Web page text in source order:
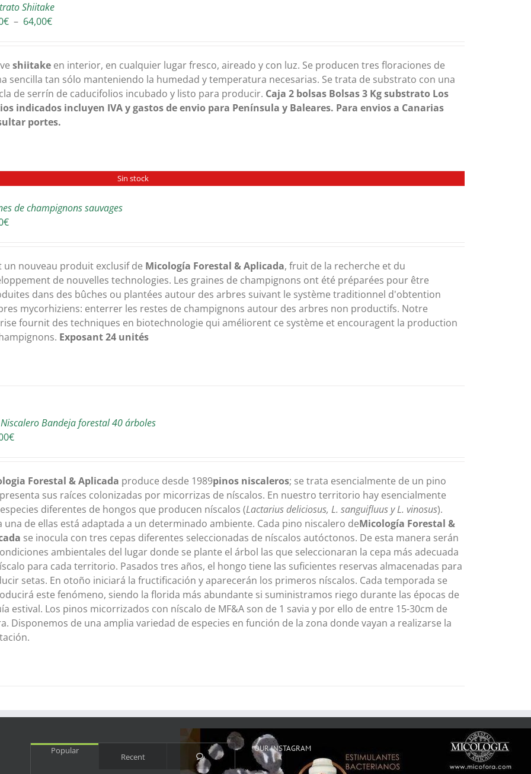
Shiitake
€ – 64,00€Plage
36,00€
à
64,00€
shiitake en interior, en cualquier lugar fresco, aireado y con luz. Se producen tres floraciones de
sencilla tan sólo manteniendo la humedad y temperatura necesarias. Se trata de substrato con una
de serrín de caducifolios incubado y listo para producir. Caja 2 bolsas Bolsas 3 Kg substrato Los
indicados incluyen IVA y gastos de envio para Península y Baleares. Para envios a Canarias
portes.
Sin stock
de champignons sauvages
€
un nouveau produit exclusif de Micología Forestal & Aplicada, fruit de la recherche et du
de nouvelles technologies. Les graines de champignons ont été préparées pour être
dans des bûches ou plantées autour des arbres suivant le système traditionnel d'obtention
mycorhiziens: enterrer les restes de champignons autour des arbres non productifs. Notre
fournit des techniques en biotechnologie qui améliorent ce système et encouragent la production
Exposant 24 unités
Bandeja forestal 40 árboles
€
Forestal & Aplicada produce desde 1989pinos niscaleros; se trata esencialmente de un pino
sus raíces colonizadas por micorrizas de níscalos. En nuestro territorio hay esencialmente
diferentes de hongos que producen níscalos (Lactarius deliciosus, L. sanguifluus y L. vinosus).
una de ellas está adaptada a un determinado ambiente. Cada pino niscalero deMicología Forestal &
se inocula con tres cepas diferentes seleccionadas de níscalos autóctonos. De esta manera serán
ambientales del lugar donde se plante el árbol las que seleccionaran la cepa más adecuada
para cada territorio. Pasados tres años, el hongo tiene las suficientes reservas almacenadas para
setas. En otoño iniciará la fructificación y aparecerán los primeros níscalos. Cada temporada se
este fenómeno, siendo la florida más abundante si suministramos riego durante las épocas de
estival. Los pinos micorrizados con níscalo de MF&A son de 1 savia y por ello de entre 15-30cm de
Disponemos de una amplia variedad de especies en función de la zona donde vayan a realizarse la
Popular
Recent Comments
OUR INSTAGRAM